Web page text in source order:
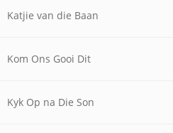
Katjie van die Baan
Kom Ons Gooi Dit
Kyk Op na Die Son